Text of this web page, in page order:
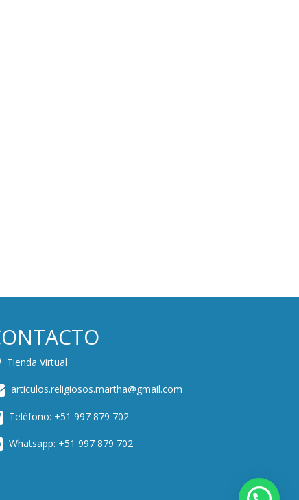
Tienda Virtual
articulos.religiosos.martha@gmail.com
Teléfono: +51 997 879 702
Whatsapp: +51 997 879 702